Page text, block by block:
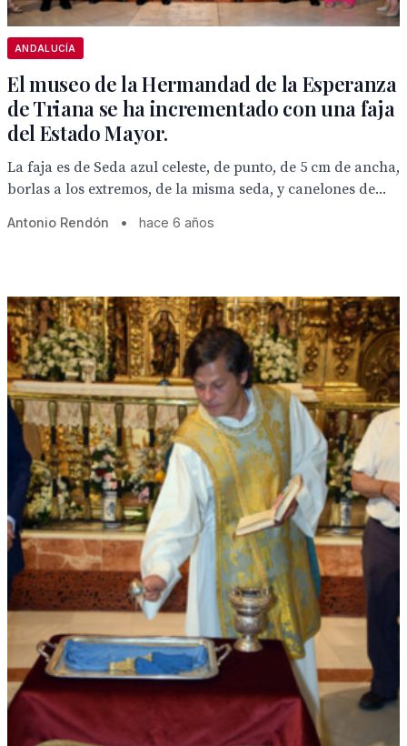
ANDALUCÍA
El museo de la Hermandad de la Esperanza
de Triana se ha incrementado con una faja
del Estado Mayor.
La faja es de Seda azul celeste, de punto, de 5 cm de ancha,
borlas a los extremos, de la misma seda, y canelones de...
Antonio Rendón • hace 6 años